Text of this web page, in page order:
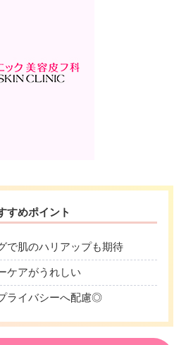
すめポイント
で肌のハリアップも期待
ケアがうれしい
ライバシーへ配慮◎